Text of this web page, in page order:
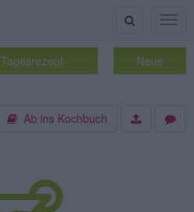
Suche
Tagesrezept Neue
Ab ins Kochbuch